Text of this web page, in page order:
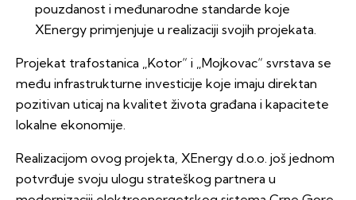
pouzdanost i međunarodne standarde koje
XEnergy primjenjuje u realizaciji svojih projekata.
Projekat trafostanica „Kotor“ i „Mojkovac“ svrstava se
među infrastrukturne investicije koje imaju direktan
pozitivan uticaj na kvalitet života građana i kapacitete
lokalne ekonomije.
Realizacijom ovog projekta, XEnergy d.o.o. još jednom
potvrđuje svoju ulogu strateškog partnera u